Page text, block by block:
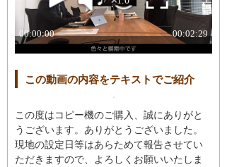
この動画の内容をテキストでご紹介
この度はコピー機のご購入、誠にありがと
うございます。ありがとうございました。
現地の設定日等はあらためて報告させてい
ただきますので、よろしくお願いいたしま